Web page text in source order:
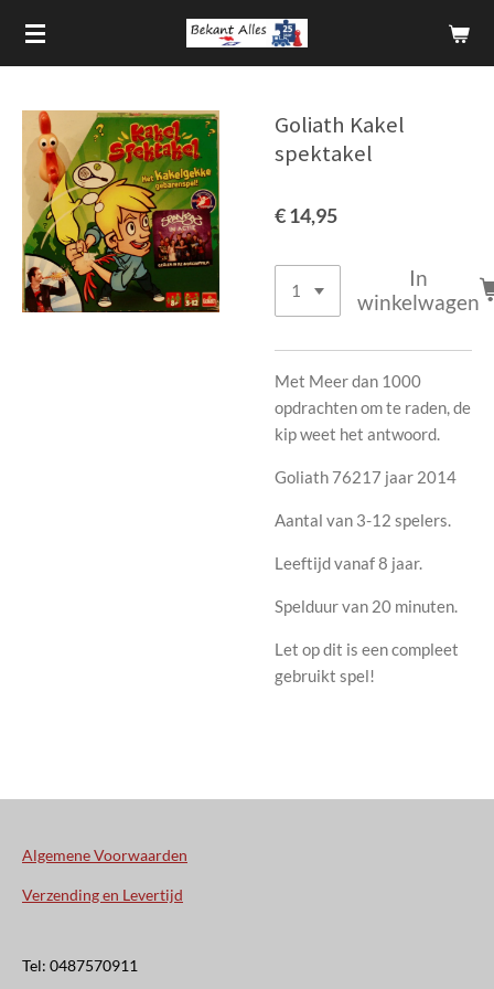
Ga
direct
hoofdinhoud
Goliath Kakel
spektakel
€ 14,95
In
winkelwagen
Met Meer dan 1000
opdrachten om te raden, de
kip weet het antwoord.
Goliath 76217 jaar 2014
Aantal van 3-12 spelers.
Leeftijd vanaf 8 jaar.
Spelduur van 20 minuten.
Let op dit is een compleet
gebruikt spel!
Algemene Voorwaarden
Verzending en Levertijd
Tel: 0487570911